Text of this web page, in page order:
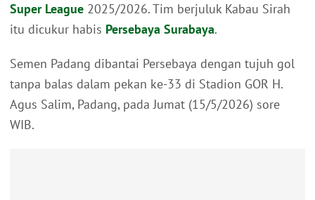
Super League 2025/2026. Tim berjuluk Kabau Sirah
itu dicukur habis Persebaya Surabaya.
Semen Padang dibantai Persebaya dengan tujuh gol
tanpa balas dalam pekan ke-33 di Stadion GOR H.
Agus Salim, Padang, pada Jumat (15/5/2026) sore
WIB.